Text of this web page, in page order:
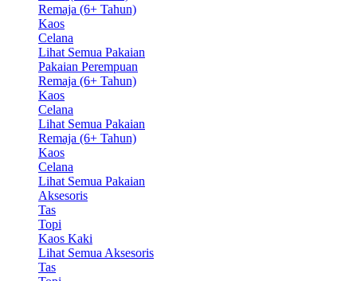
Remaja (6+ Tahun)
Kaos
Celana
Lihat Semua Pakaian
Pakaian Perempuan
Remaja (6+ Tahun)
Kaos
Celana
Lihat Semua Pakaian
Remaja (6+ Tahun)
Kaos
Celana
Lihat Semua Pakaian
Aksesoris
Tas
Topi
Kaos Kaki
Lihat Semua Aksesoris
Tas